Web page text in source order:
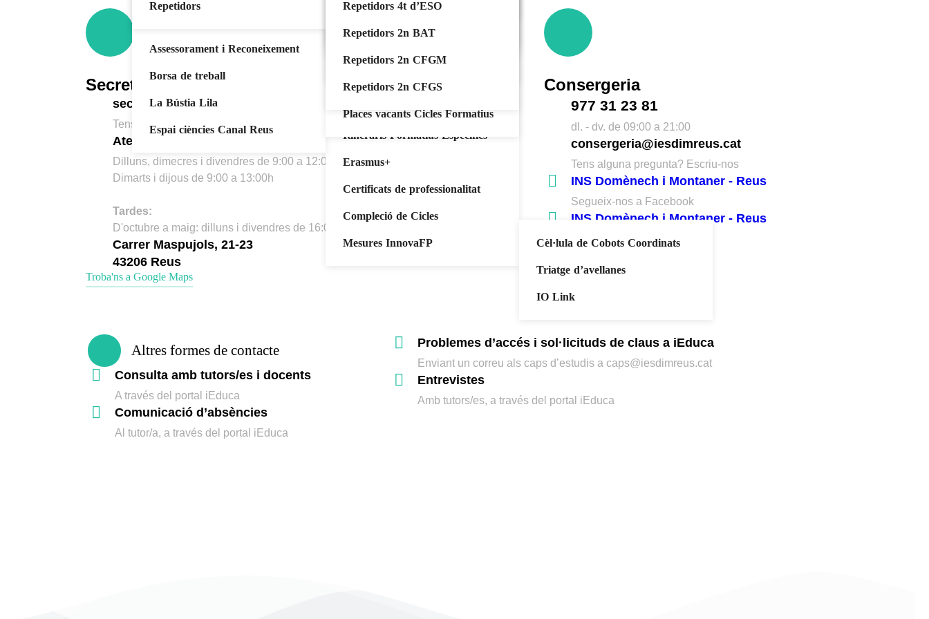
Automatització i robòtica
industrial
Mecatrònica industrial
Programació de producció en
fabricació mecànica
Programa de Formació i Inserció
Itineraris Formatius Específics
Erasmus+
Certificats de professionalitat
Compleció de Cicles
Mesures InnovaFP Cèl·lula de Cobots Coordinats
Triatge d’avellanes
IO Link
Assessorament i Reconeixement
Borsa de treball
La Bústia Lila
Espai ciències Canal Reus
CFGS PREINSCRIPCIÓ
PFI PREINSCRIPCIÓ
IFE PREINSCRIPCIO
IFE MATRÍCULA
PFI MATRÍCULA
CFGM MATRICULA
CFGS MATRÍCULA
Places vacants Cicles Formatius
Certificat genèric
Baixa alumne/a
Repetidors Repetidors 4t d’ESO
Repetidors 2n BAT
Repetidors 2n CFGM
Repetidors 2n CFGS
Secretaria
secretaria@iesdimreus.cat
Tens alguna pregunta? Escriu-nos
Atenció al públic
Dilluns, dimecres i divendres de 9:00 a 12:00h
Dimarts i dijous de 9:00 a 13:00h
Tardes:
D'octubre a maig: dilluns i divendres de 16:00 a 18:00h
Carrer Maspujols, 21-23
43206 Reus
Troba'ns a Google Maps
Consergeria
977 31 23 81
dl. - dv. de 09:00 a 21:00
consergeria@iesdimreus.cat
Tens alguna pregunta? Escriu-nos
INS Domènech i Montaner - Reus
Segueix-nos a Facebook
INS Domènech i Montaner - Reus
Segueix-nos a instagram
Altres formes de contacte
Consulta amb tutors/es i docents
A través del portal iEduca
Comunicació d’absències
Al tutor/a, a través del portal iEduca
Problemes d’accés i sol·licituds de claus a iEduca
Enviant un correu als caps d’estudis a caps@iesdimreus.cat
Entrevistes
Amb tutors/es, a través del portal iEduca